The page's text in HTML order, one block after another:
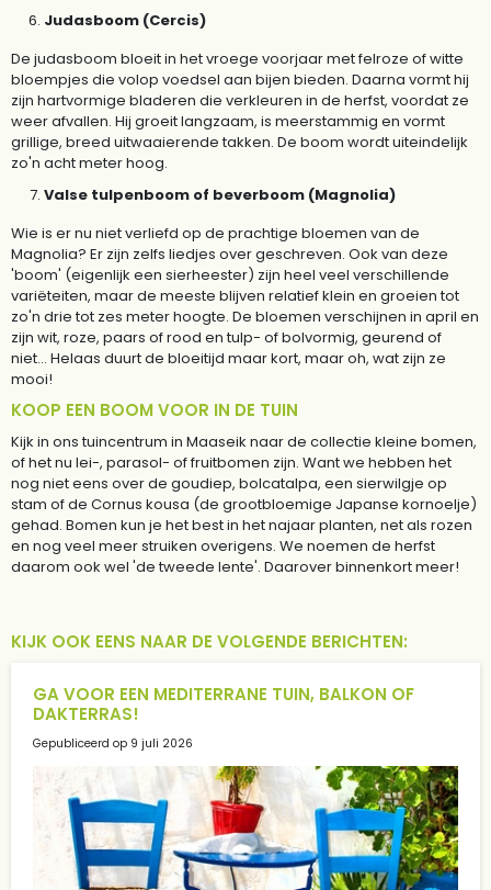
Judasboom (Cercis)
De judasboom bloeit in het vroege voorjaar met felroze of witte
bloempjes die volop voedsel aan bijen bieden. Daarna vormt hij
zijn hartvormige bladeren die verkleuren in de herfst, voordat ze
weer afvallen. Hij groeit langzaam, is meerstammig en vormt
grillige, breed uitwaaierende takken. De boom wordt uiteindelijk
zo'n acht meter hoog.
Valse tulpenboom of beverboom (Magnolia)
Wie is er nu niet verliefd op de prachtige bloemen van de
Magnolia? Er zijn zelfs liedjes over geschreven. Ook van deze
'boom' (eigenlijk een sierheester) zijn heel veel verschillende
variëteiten, maar de meeste blijven relatief klein en groeien tot
zo'n drie tot zes meter hoogte. De bloemen verschijnen in april en
zijn wit, roze, paars of rood en tulp- of bolvormig, geurend of
niet... Helaas duurt de bloeitijd maar kort, maar oh, wat zijn ze
mooi!
KOOP EEN BOOM VOOR IN DE TUIN
Kijk in ons tuincentrum in Maaseik naar de collectie kleine bomen,
of het nu lei-, parasol- of fruitbomen zijn. Want we hebben het
nog niet eens over de goudiep, bolcatalpa, een sierwilgje op
stam of de Cornus kousa (de grootbloemige Japanse kornoelje)
gehad. Bomen kun je het best in het najaar planten, net als rozen
en nog veel meer struiken overigens. We noemen de herfst
daarom ook wel 'de tweede lente'. Daarover binnenkort meer!
KIJK OOK EENS NAAR DE VOLGENDE BERICHTEN:
GA VOOR EEN MEDITERRANE TUIN, BALKON OF
DAKTERRAS!
Gepubliceerd op 9 juli 2026